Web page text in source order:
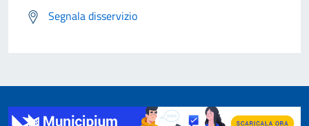
Segnala disservizio